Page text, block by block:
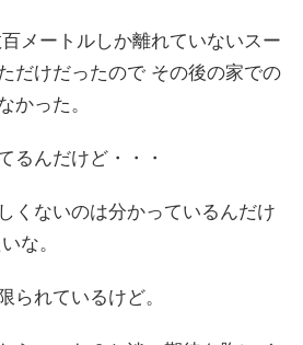
メートルしか離れていないスー
だけだったので その後の家での
かった。
るんだけど・・・
くないのは分かっているんだけ
な。
られているけど。